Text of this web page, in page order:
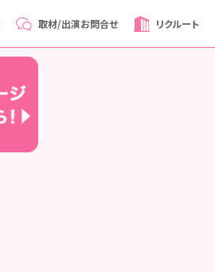
取材/出演お問合せ リクルート